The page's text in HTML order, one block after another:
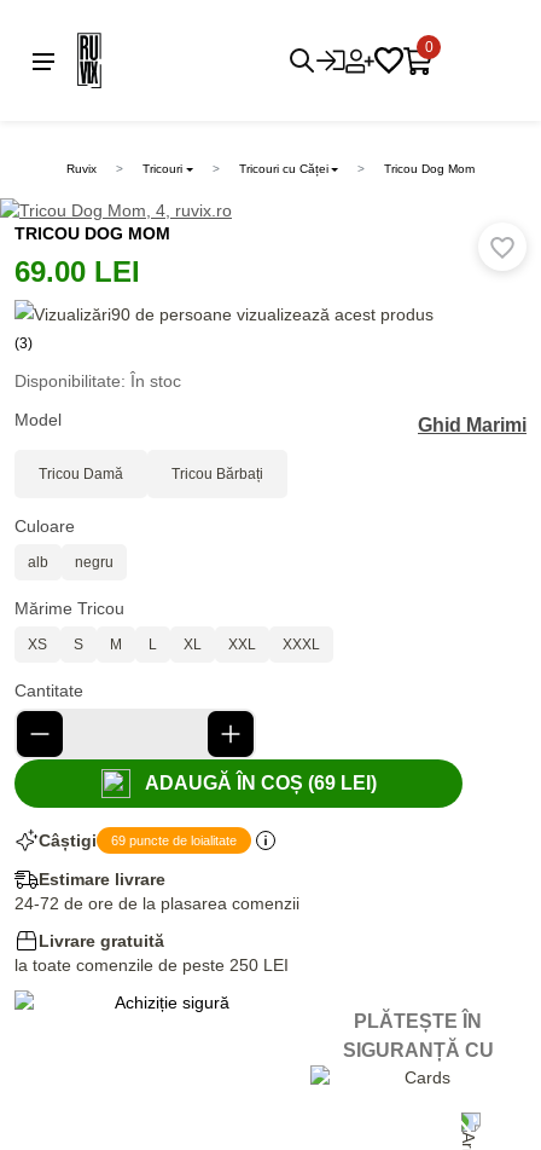
0
Ruvix Tricouri Tricouri cu Căței Tricou Dog Mom
TRICOU DOG MOM
69.00 LEI
90 de persoane vizualizează acest produs
(3)
Disponibilitate: În stoc
Model
Ghid Marimi
Tricou Damă Tricou Bărbați
Culoare
alb negru
Mărime Tricou
XS S M L XL XXL XXXL
Cantitate
ADAUGĂ ÎN COȘ (69 LEI)
Câștigi 69 puncte de loialitate
Estimare livrare
24-72 de ore de la plasarea comenzii
Livrare gratuită
la toate comenzile de peste 250 LEI
PLĂTEȘTE ÎN
SIGURANȚĂ CU